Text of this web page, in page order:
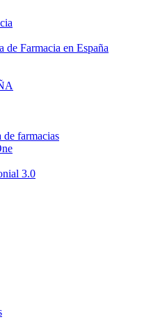
de Farmacia en España
de farmacias
3.0